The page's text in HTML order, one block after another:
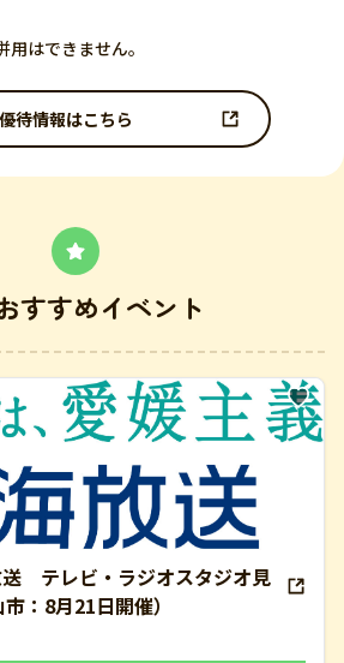
はできません。
優待情報はこちら
すすめイベント
テレビ・ラジオスタジオ見
：8月21日開催）